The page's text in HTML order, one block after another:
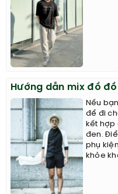
Hướng dẫn mix đồ
Nếu
để đi
kết hợp
đen.
phụ
khỏe